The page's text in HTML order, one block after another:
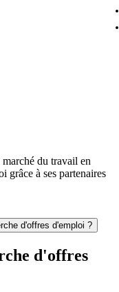
du travail en
grâce à ses partenaires
d'offres d'emploi ?
d'offres